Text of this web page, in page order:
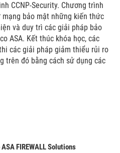
CCNP-Security. Chương trình
mạng bảo mật những kiến thức
và duy trì các giải pháp bảo
ASA. Kết thúc khóa học, các
các giải pháp giảm thiểu rủi ro
trên đó bằng cách sử dụng các
FIREWALL Solutions